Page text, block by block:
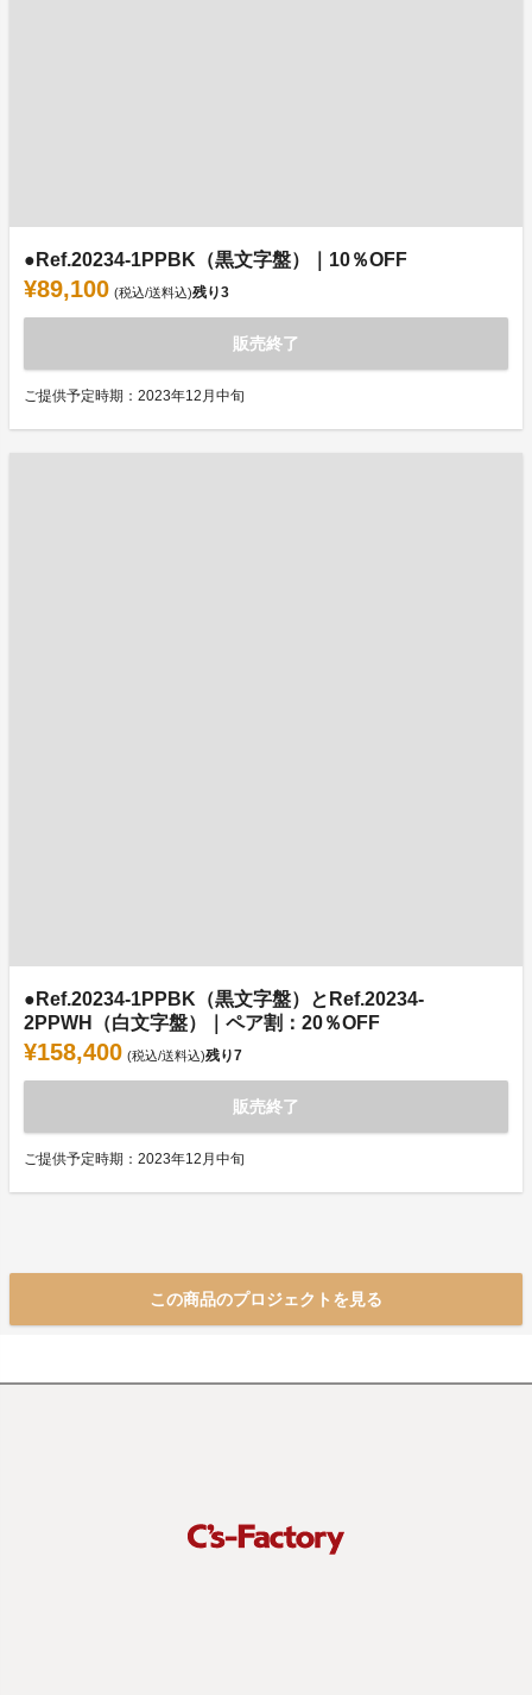
●Ref.20234-1PPBK（黒文字盤）｜10％OFF
¥89,100 (税込/送料込)残り3
販売終了
ご提供予定時期：2023年12月中旬
●Ref.20234-1PPBK（黒文字盤）とRef.20234-
2PPWH（白文字盤）｜ペア割：20％OFF
¥158,400 (税込/送料込)残り7
販売終了
ご提供予定時期：2023年12月中旬
この商品のプロジェクトを見る